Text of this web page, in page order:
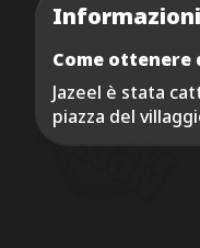
Come ottenere
Jazeel è stata
piazza del